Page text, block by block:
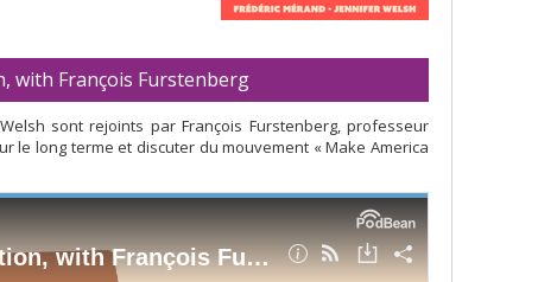
with François Furstenberg
sont rejoints par François Furstenberg, professeur
le long terme et discuter du mouvement « Make America